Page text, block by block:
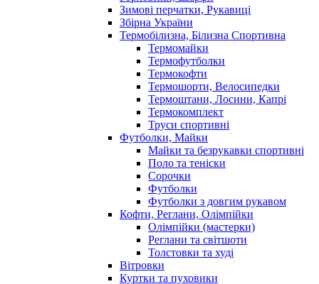
Зимові перчатки, Рукавиці
Збірна України
Термобілизна, Білизна Спортивна
Термомайки
Термофутболки
Термокофти
Термошорти, Велосипедки
Термоштани, Лосини, Капрі
Термокомплект
Труси спортивні
Футболки, Майки
Майки та безрукавки спортивні
Поло та теніски
Сорочки
Футболки
Футболки з довгим рукавом
Кофти, Реглани, Олімпійки
Олімпійки (мастерки)
Реглани та світшоти
Толстовки та худі
Вітровки
Куртки та пуховики